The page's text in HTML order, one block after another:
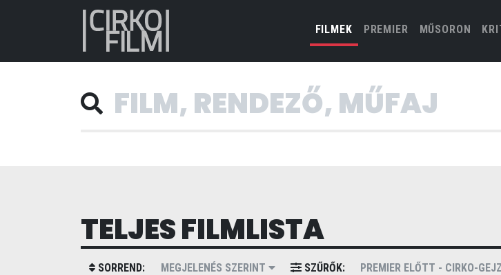
FILMEK(CURRENT)
PREMIER MŰSORON
TELJES FILMLISTA
SORREND: MEGJELENÉS SZERINT SZŰRŐK: PREMIER ELŐTT - CIRKO-